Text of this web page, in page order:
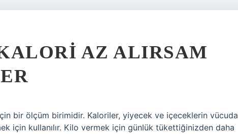
AZ ALIRSAM
bir ölçüm birimidir. Kaloriler, yiyecek ve içeceklerin vücuda
için kullanılır. Kilo vermek için günlük tükettiğinizden daha